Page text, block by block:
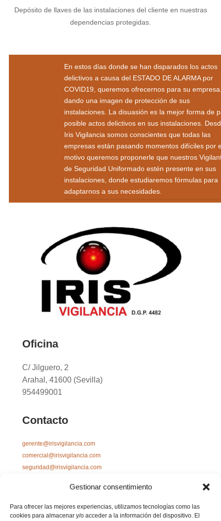
Gestionar consentimiento
Para ofrecer las mejores experiencias, utilizamos tecnologías como las
cookies para almacenar y/o acceder a la información del dispositivo. El
Depósito de llaves de las instalaciones del cliente en nuestras
dependencias protegidas.
En estos días donde se han disparados los actos
delictivos a causa del ESTADO DE ALARMA por
COVID19, queremos ofrecernos para su
dando una imagen de protección de sus
instalaciones. La disuasión es la mejor forma de
posible actos delictivos en sus instalaciones.
Iris Vigilancia somos conscientes que todas las
empresas están pasando momentos difíciles por
motivo queremos proponerle que nuestros
de Seguridad Uniformado estén presente en sus
instalaciones, donde estudiaremos fórmulas para
adaptarnos a sus necesidades.
Oficina
C/ Jilguero, 2
Arahal, 41600 (Sevilla)
954499001
Contacto
gerente@irisvigilancia.com
comercial@irisvigilancia.com
seguridad@irisvigilancia.com